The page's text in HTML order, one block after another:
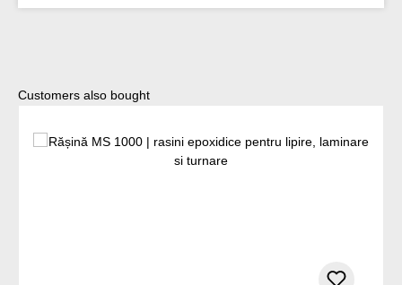
Sari peste galeria de produse
Customers also bought